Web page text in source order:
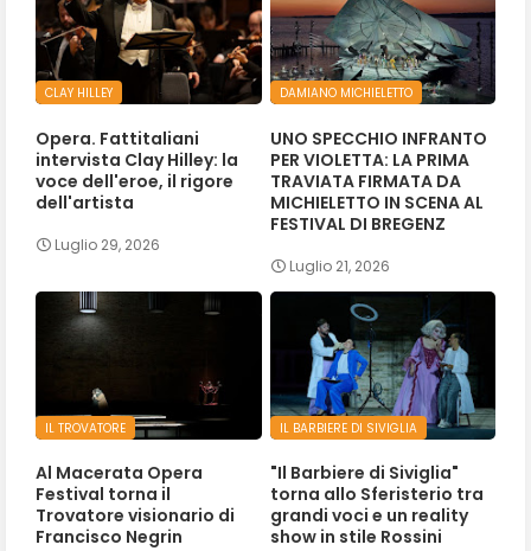
CLAY HILLEY
Opera. Fattitaliani
intervista Clay Hilley: la
voce dell'eroe, il rigore
dell'artista
Luglio 29, 2026
DAMIANO MICHIELETTO
UNO SPECCHIO INFRANTO
PER VIOLETTA: LA PRIMA
TRAVIATA FIRMATA DA
MICHIELETTO IN SCENA AL
FESTIVAL DI BREGENZ
Luglio 21, 2026
IL TROVATORE
Al Macerata Opera
Festival torna il
Trovatore visionario di
Francisco Negrin
IL BARBIERE DI SIVIGLIA
"Il Barbiere di Siviglia"
torna allo Sferisterio tra
grandi voci e un reality
show in stile Rossini